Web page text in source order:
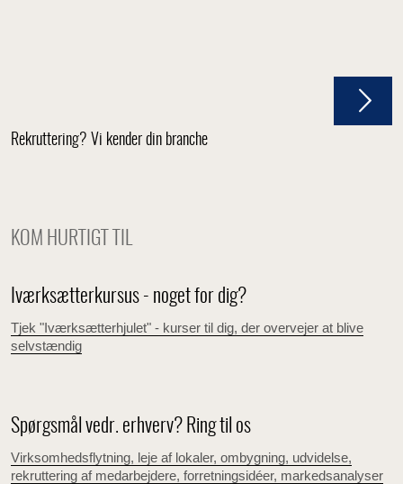
Rekruttering? Vi kender din branche
KOM HURTIGT TIL
Iværksætterkursus - noget for dig?
Tjek "Iværksætterhjulet" - kurser til dig, der overvejer at blive
selvstændig
Spørgsmål vedr. erhverv? Ring til os
Virksomhedsflytning, leje af lokaler, ombygning, udvidelse,
rekruttering af medarbejdere, forretningsidéer, markedsanalyser